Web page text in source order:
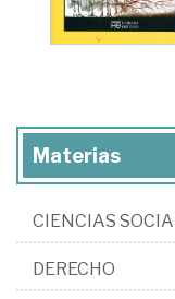
Materias
CIENCIAS
DERECHO